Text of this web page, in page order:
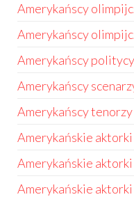
Amerykańscy
Amerykańscy
Amerykańscy
Amerykańscy
Amerykańscy tenorzy
Amerykańskie
Amerykańskie aktorki
Amerykańskie